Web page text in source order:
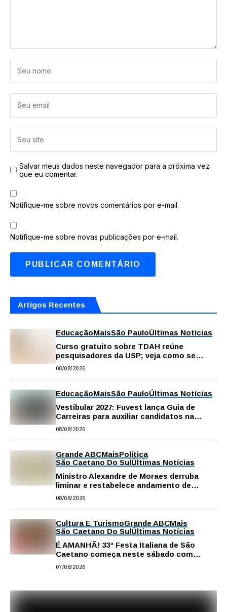
Salvar meus dados neste navegador para a próxima vez
que eu comentar.
Notifique-me sobre novos comentários por e-mail.
Notifique-me sobre novas publicações por e-mail.
Artigos Recentes
EducaçãoMaisSão PauloÚltimas Notícias
Curso gratuito sobre TDAH reúne
pesquisadores da USP; veja como se
inscrever
08/08/2026
EducaçãoMaisSão PauloÚltimas Notícias
Vestibular 2027: Fuvest lança Guia de
Carreiras para auxiliar candidatos na
escolha da profissão
08/08/2026
Grande ABCMaisPolítica
São Caetano Do SulÚltimas Notícias
Ministro Alexandre de Moraes derruba
liminar e restabelece andamento de
comissão processante contra vereador
08/08/2026
Cultura E TurismoGrande ABCMais
São Caetano Do SulÚltimas Notícias
É AMANHÃ! 33ª Festa Italiana de São
Caetano começa neste sábado com
gastronomia, música e solidariedade
07/08/2026